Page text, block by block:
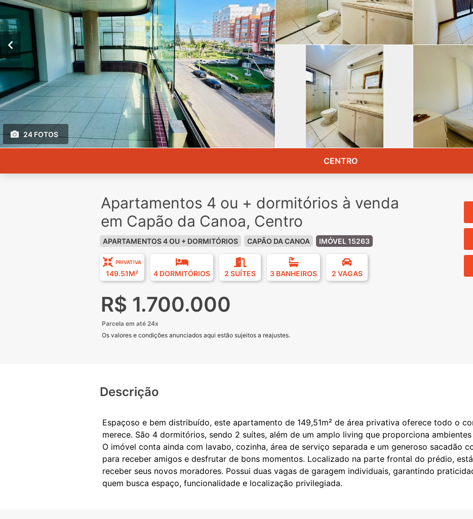
24 FOTOS
CENTRO
Apartamentos 4 ou + dormitórios à venda
em Capão da Canoa, Centro
APARTAMENTOS 4 OU + DORMITÓRIOS CAPÃO DA CANOA IMÓVEL 15263
PRIVATIVA
149.51M² 4 DORMITÓRIOS 2 SUÍTES 3 BANHEIROS 2 VAGAS
R$ 1.700.000
Parcela em até 24x
Os valores e condições anunciados aqui estão sujeitos a reajustes.
Descrição
Espaçoso e bem distribuído, este apartamento de 149,51m² de área privativa oferece todo o
merece. São 4 dormitórios, sendo 2 suítes, além de um amplo living que proporciona
O imóvel conta ainda com lavabo, cozinha, área de serviço separada e um generoso sacadão
para receber amigos e desfrutar de bons momentos. Localizado na parte frontal do prédio,
receber seus novos moradores. Possui duas vagas de garagem individuais, garantindo